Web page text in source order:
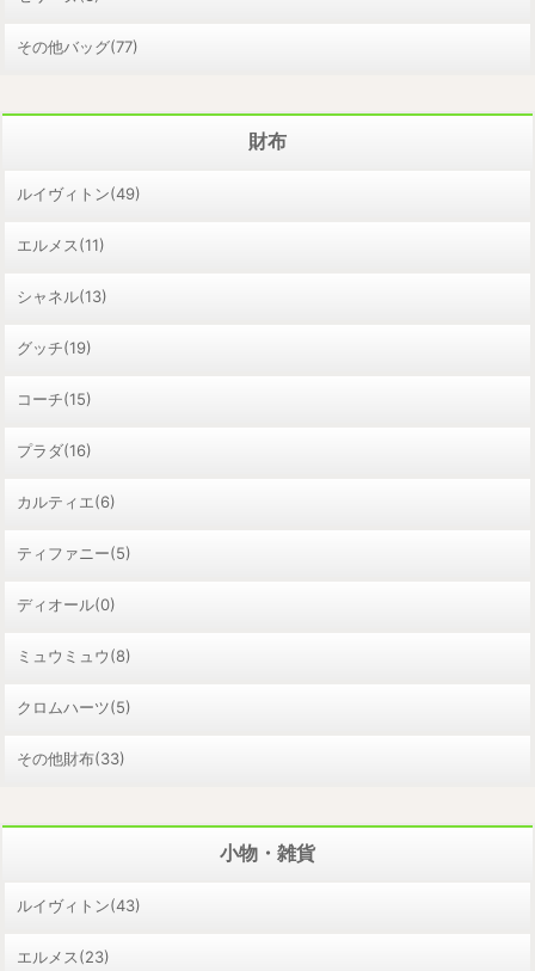
その他バッグ(77)
財布
ルイヴィトン(49)
エルメス(11)
シャネル(13)
グッチ(19)
コーチ(15)
プラダ(16)
カルティエ(6)
ティファニー(5)
ディオール(0)
ミュウミュウ(8)
クロムハーツ(5)
その他財布(33)
小物・雑貨
ルイヴィトン(43)
エルメス(23)